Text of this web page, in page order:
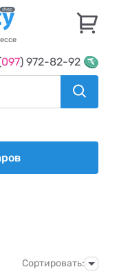
097) 972-82-92
Сортировать: